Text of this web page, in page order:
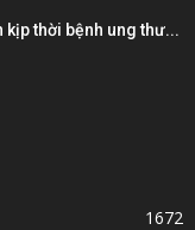
kịp thời bệnh ung thư...
1672